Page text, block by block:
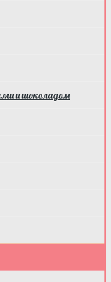
и шоколадом